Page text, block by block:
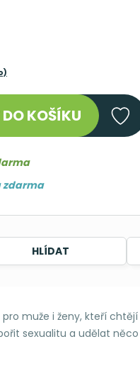
DO KOŠÍKU
zdarma
HLÍDAT
muže i ženy, kteří
sexualitu a udělat